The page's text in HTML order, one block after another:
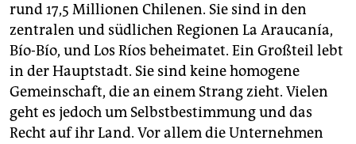
rund 17,5 Millionen Chilenen. Sie sind in den
zentralen und südlichen Regionen La Araucanía,
Bío-Bío, und Los Ríos beheimatet. Ein Großteil lebt
in der Hauptstadt. Sie sind keine homogene
Gemeinschaft, die an einem Strang zieht. Vielen
geht es jedoch um Selbstbestimmung und das
Recht auf ihr Land. Vor allem die Unternehmen